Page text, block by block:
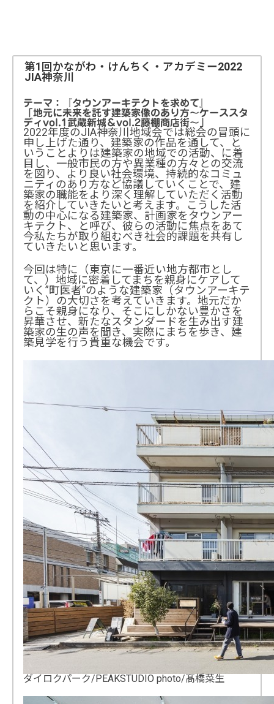
第1回かながわ・けんちく・アカデミー2022
JIA神奈川
テーマ：『タウンアーキテクトを求めて』
「地元に未来を託す建築家像のあり方〜ケーススタ
ディvol.1武蔵新城＆vol.2藤棚商店街〜」
2022年度のJIA神奈川地域会では総会の冒頭に
申し上げた通り、建築家の作品を通して、と
いうことよりは建築家の地域での活動、に着
目し、一般市民の方や異業種の方々との交流
を図り、より良い社会環境、持続的なコミュ
ニティのあり方など協議していくことで、建
築家の職能をより深く理解していただく活動
を紹介していきたいと考えます。こうした活
動の中心になる建築家、計画家をタウンアー
キテクト、と呼び、彼らの活動に焦点をあて
今私たちが取り組むべき社会的課題を共有し
ていきたいと思います。
今回は特に（東京に一番近い地方都市とし
て、）地域に密着してまちを親身にケアして
いく”町医者”のような建築家（タウンアーキテ
クト）の大切さを考えていきます。地元だか
らこそ親身になり、そこにしかない豊かさを
昇華させ、新たなスタンダードを生み出す建
築家の生の声を聞き、実際にまちを歩き、建
築見学を行う貴重な機会です。
ダイロクパーク/PEAKSTUDIO photo/髙橋菜生